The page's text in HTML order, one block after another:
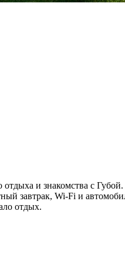
и знакомства с
завтрак, Wi-Fi и
отдых.